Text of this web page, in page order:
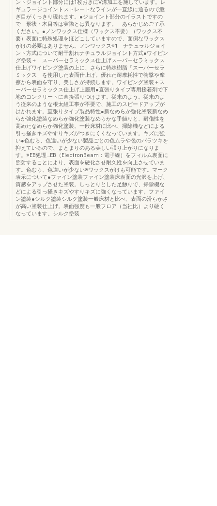
ントジョイント部分には1枚おきにV溝加工を施しています。レ
ギュラージョイントストレートなラインが一直線に通るので継
ぎ目がくっきり現れます。●ジョイント部分のイラストですの
で 形状・木目等は実際とは異なります。 あらかじめご了承
ください。●ノンワックス仕様（ワックス不要）（ワックス不
要）表面に特殊処理をほどこしていますので、面倒なワックス
がけの必要はありません。ノンワックス※1 ナチュラルジョイ
ント方式について耐干割れナチュラルジョイント方式●ワイピン
グ塗装＋ スーパーセラミックス仕上げスーパーセラミックス
仕上げワイピング塗装の上に、さらに特殊樹脂「スーパーセラ
ミックス」を使用した表面仕上げ。優れた耐摩耗性で衝撃や摩
擦から表面を守り、美しさが持続します。ワイピング塗装＋ス
ーパーセラミックス仕上げ上履用●直張りタイプ専用接着剤で下
地のコンクリートに直接張りつけます。従来のよう。従来のよ
う従来のような根太組工事が不要で、施工のスピードアップが
はかれます。直張りタイプ製品特性●新なめらか強化塗装新なめ
らか強化塗装なめらか強化塗装なめらかな手触りと、耐傷性を
高めたなめらか強化塗装。一般床材に比べ、掃除機などによる
引っ掻きキズやすりキズがつきにくくなっています。キズに強
い●色むら、色違いが少ない製品ごとの色ムラや色のバラツキを
抑えているので、まとまりのある美しい張り上がりになりま
す。※EB処理…EB（ElectronBeam：電子線）をフィルム表面に
照射することにより、表面を硬化させ耐久性を向上させていま
す。色むら、色違いが少ない※ワックスがけも可能です。マーク
表示について●ファイン塗装ファイン塗装床表面の光沢を上げ、
質感をアップさせた塗装。しっとりとした足触りで、掃除機な
どによる引っ掻きキズやすりキズに強くなっています。ファイ
ン塗装●シルク塗装シルク塗装一般床材と比べ、表面の滑らかさ
が高い塗装仕上げ。表面強度も一般フロア（当社比）より硬く
なっています。シルク塗装